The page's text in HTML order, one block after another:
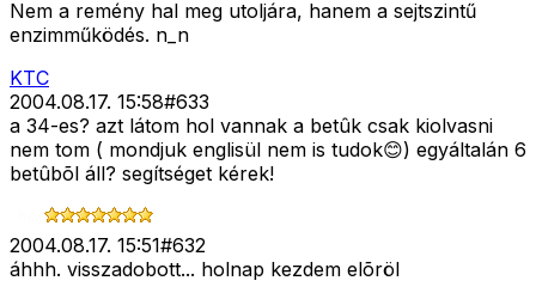
Nem a remény hal meg utoljára, hanem a sejtszintű
enzimműködés. n_n
KTC
2004.08.17. 15:58#633
a 34-es? azt látom hol vannak a betûk csak kiolvasni
nem tom ( mondjuk englisül nem is tudok😊) egyáltalán 6
betûbõl áll? segítséget kérek!
2004.08.17. 15:51#632
áhhh. visszadobott... holnap kezdem elõröl